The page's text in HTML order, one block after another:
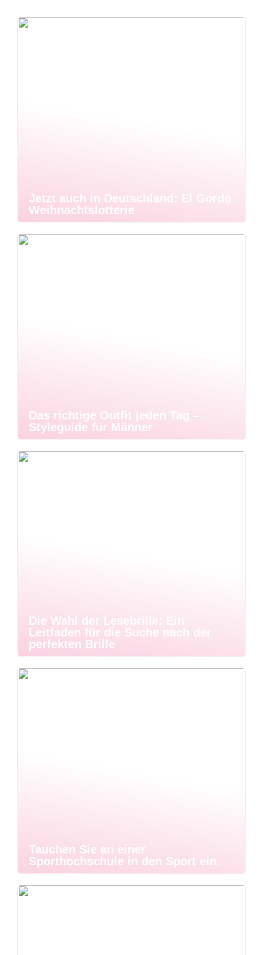
Jetzt auch in Deutschland: El Gordo
Weihnachtslotterie
Das richtige Outfit jeden Tag –
Styleguide für Männer
Die Wahl der Lesebrille: Ein
Leitfaden für die Suche nach der
perfekten Brille
Tauchen Sie an einer
Sporthochschule in den Sport ein.